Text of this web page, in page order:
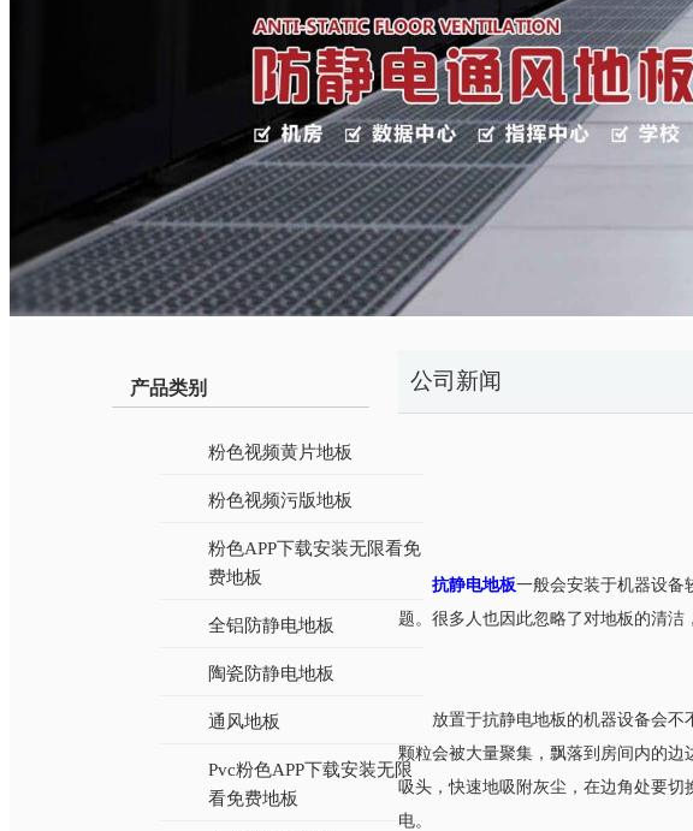
产品类别
粉色视频黄片地板
粉色视频污版地板
粉色APP下载安装无限看免
费地板
全铝防静电地板
陶瓷防静电地板
通风地板
Pvc粉色APP下载安装无限
看免费地板
公司新闻
抗静电地板一般会安装于机器设备较
题。很多人也因此忽略了对地板的清洁
放置于抗静电地板的机器设备会不不
颗粒会被大量聚集，飘落到房间内的
吸头，快速地吸附灰尘，在边角处要
电。